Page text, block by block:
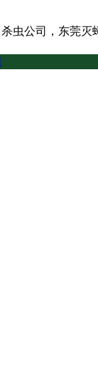
虫公司，东莞灭